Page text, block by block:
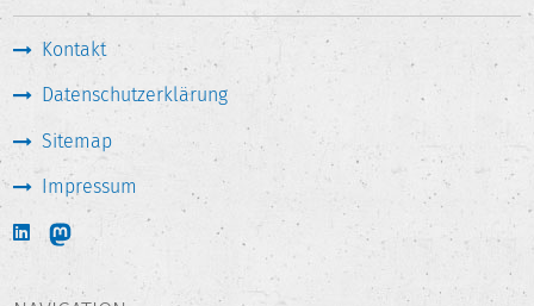
Kontakt
Datenschutzerklärung
Sitemap
Impressum